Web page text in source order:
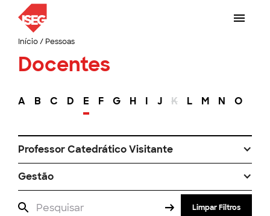
Início/ Pessoas
Docentes
A B C D E F G H I J K L M N O
Professor Catedrático Visitante
Gestão
Limpar Filtros